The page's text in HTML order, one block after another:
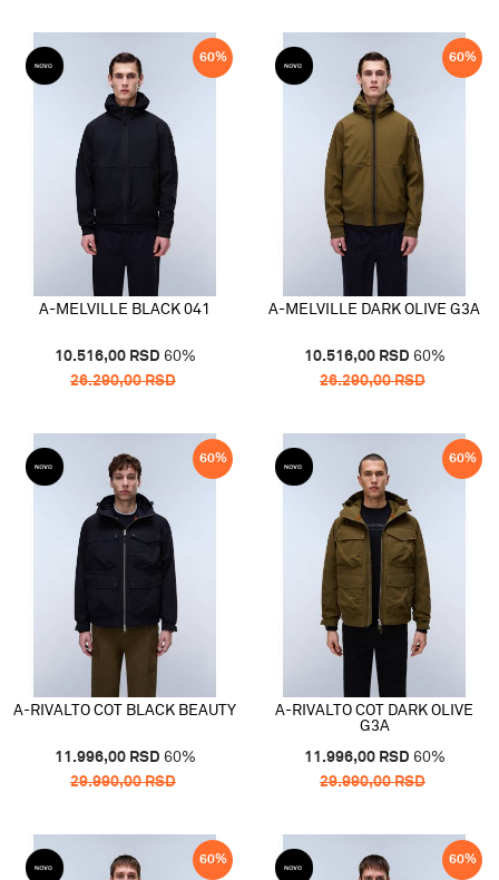
60%
A-MELVILLE BLACK 041
10.516,00 RSD 60%
26.290,00RSD
60%
A-MELVILLE DARK OLIVE G3A
10.516,00 RSD 60%
26.290,00RSD
60%
A-RIVALTO COT BLACK BEAUTY
11.996,00 RSD 60%
29.990,00RSD
60%
A-RIVALTO COT DARK OLIVE
G3A
11.996,00 RSD 60%
29.990,00RSD
60% 60%